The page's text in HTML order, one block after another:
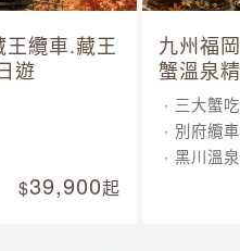
纜車.藏王
遊
39,900起
九州福
蟹溫泉
三大蟹
別府纜車
黑川溫泉